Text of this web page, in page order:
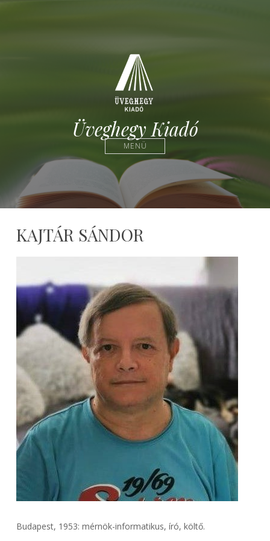
Üveghegy Kiadó
MENÜ
KAJTÁR SÁNDOR
Budapest, 1953: mérnök-informatikus, író, költő.